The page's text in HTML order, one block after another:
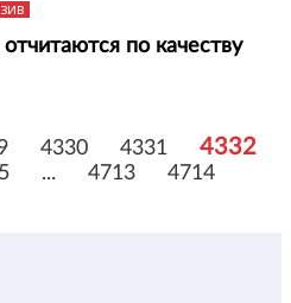
по качеству
4330 4331 4332
... 4713 4714